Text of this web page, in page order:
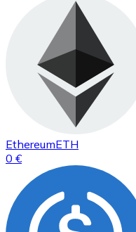
EthereumETH
0 €